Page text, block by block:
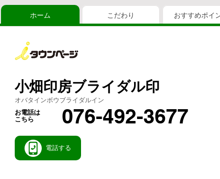
ホーム こだわり おすすめポイ
小畑印房ブライダル印
オバタインボウブライダルイン
お電話は
こちら
076-492-3677
電話する